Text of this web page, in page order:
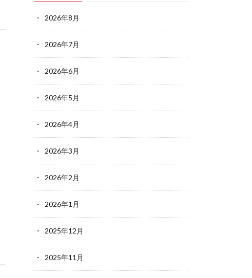
2026年8月
2026年7月
2026年6月
2026年5月
2026年4月
2026年3月
2026年2月
2026年1月
2025年12月
2025年11月